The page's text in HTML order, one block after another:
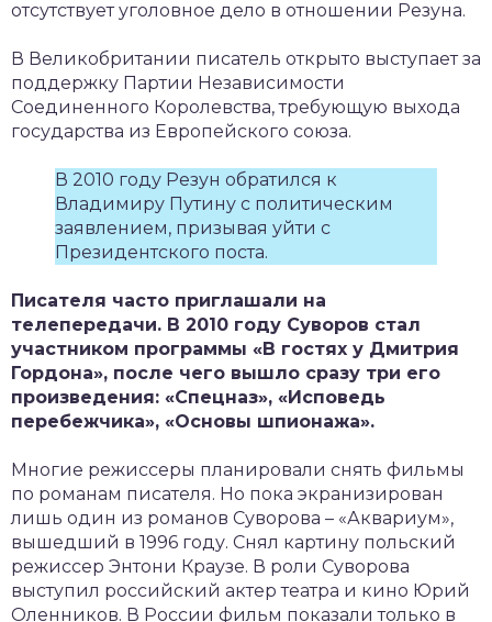
отсутствует уголовное дело в отношении Резуна.
В Великобритании писатель открыто выступает за
поддержку Партии Независимости
Соединенного Королевства, требующую выхода
государства из Европейского союза.
В 2010 году Резун обратился к
Владимиру Путину с политическим
заявлением, призывая уйти с
Президентского поста.
Писателя часто приглашали на
телепередачи. В 2010 году Суворов стал
участником программы «В гостях у Дмитрия
Гордона», после чего вышло сразу три его
произведения: «Спецназ», «Исповедь
перебежчика», «Основы шпионажа».
Многие режиссеры планировали снять фильмы
по романам писателя. Но пока экранизирован
лишь один из романов Суворова – «Аквариум»,
вышедший в 1996 году. Снял картину польский
режиссер Энтони Краузе. В роли Суворова
выступил российский актер театра и кино Юрий
Оленников. В России фильм показали только в